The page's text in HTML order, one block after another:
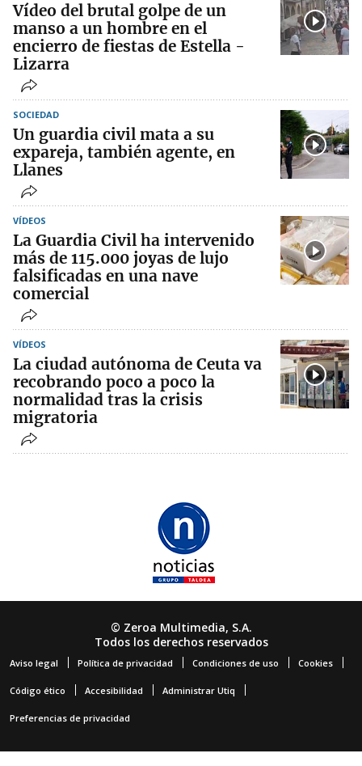
Vídeo del brutal golpe de un
manso a un hombre en el
encierro de fiestas de Estella -
Lizarra
SOCIEDAD
Un guardia civil mata a su
expareja, también agente, en
Llanes
VÍDEOS
La Guardia Civil ha intervenido
más de 115.000 joyas de lujo
falsificadas en una nave
comercial
VÍDEOS
La ciudad autónoma de Ceuta va
recobrando poco a poco la
normalidad tras la crisis
migratoria
© Zeroa Multimedia, S.A.
Todos los derechos reservados
Aviso legal Política de privacidad Condiciones de uso Cookies
Código ético Accesibilidad Administrar Utiq
Preferencias de privacidad